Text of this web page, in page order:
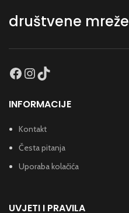
društvene mreže
INFORMACIJE
Kontakt
Česta pitanja
Uporaba kolačića
UVJETI I PRAVILA